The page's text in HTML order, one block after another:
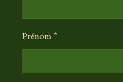
Prénom *